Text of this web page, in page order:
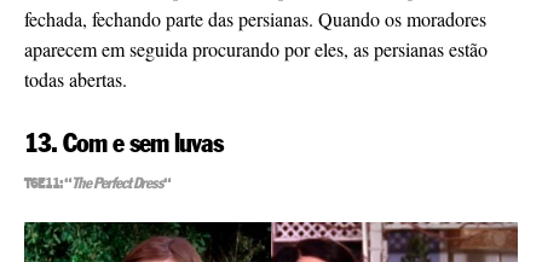
fechada, fechando parte das persianas. Quando os moradores
aparecem em seguida procurando por eles, as persianas estão
todas abertas.
13. Com e sem luvas
T6E11: “The Perfect Dress“